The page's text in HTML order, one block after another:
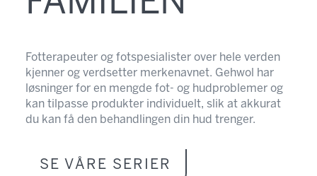
Fotterapeuter og fotspesialister over hele verden
kjenner og verdsetter merkenavnet. Gehwol har
løsninger for en mengde fot- og hudproblemer og
kan tilpasse produkter individuelt, slik at akkurat
du kan få den behandlingen din hud trenger.
SE VÅRE SERIER